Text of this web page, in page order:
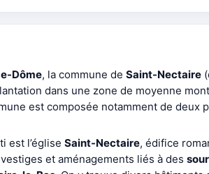
Dôme, la commune de Saint-Nectaire
dans une zone de moyenne
est composée notamment de deux
est l’église Saint-Nectaire, édifice
et aménagements liés à des